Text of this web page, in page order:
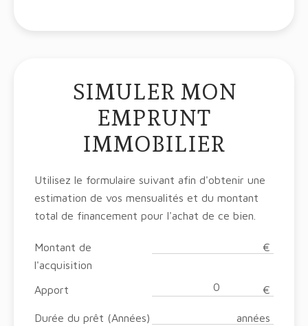
SIMULER MON
EMPRUNT
IMMOBILIER
Utilisez le formulaire suivant afin d'obtenir une
estimation de vos mensualités et du montant
total de financement pour l'achat de ce bien.
Montant de
l'acquisition
€
Apport €
Durée du prêt (Années) années